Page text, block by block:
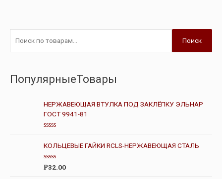
Поиск
ПопулярныеТовары
НЕРЖАВЕЮЩАЯ ВТУЛКА ПОД ЗАКЛЁПКУ ЭЛЬНАР
ГОСТ 9941-81
О
е
н
к
а
КОЛЬЦЕВЫЕ ГАЙКИ RCLS-НЕРЖАВЕЮЩАЯ СТАЛЬ
О
Р32.00